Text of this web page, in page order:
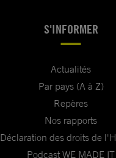
S'INFORMER
Actualités
Par pays (A à Z)
Repères
Nos rapports
Déclaration des droits de
Podcast WE MADE IT